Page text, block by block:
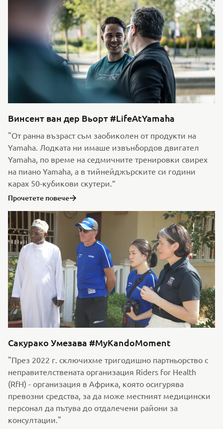
Винсент ван дер Вьорт #LifeAtYamaha
"От ранна възраст съм заобиколен от продукти на
Yamaha. Лодката ни имаше извънбордов двигател
Yamaha, по време на седмичните тренировки свирех
на пиано Yamaha, а в тийнейджърските си години
карах 50-кубикови скутери.“
Прочетете повече
Сакурако Умезава #MyKandoMoment
"През 2022 г. сключихме тригодишно партньорство с
неправителствената организация Riders for Health
(RfH) - организация в Африка, която осигурява
превозни средства, за да може местният медицински
персонал да пътува до отдалечени райони за
консултации."